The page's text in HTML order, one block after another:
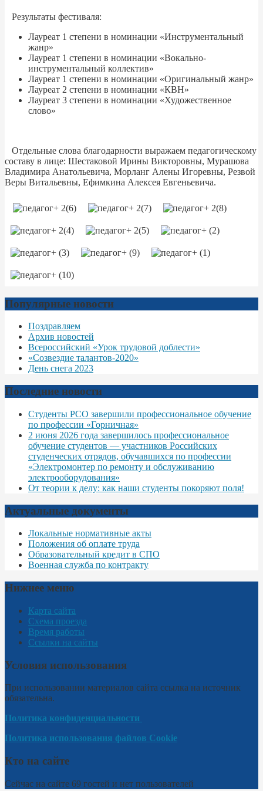
Результаты фестиваля:
Лауреат 1 степени в номинации «Инструментальный
жанр»
Лауреат 1 степени в номинации «Вокально-
инструментальный коллектив»
Лауреат 1 степени в номинации «Оригинальный жанр»
Лауреат 2 степени в номинации «КВН»
Лауреат 3 степени в номинации «Художественное
слово»
Отдельные слова благодарности выражаем педагогическому
составу в лице: Шестаковой Ирины Викторовны, Мурашова
Владимира Анатольевича, Морланг Алены Игоревны, Резвой
Веры Витальевны, Ефимкина Алексея Евгеньевича.
Популярные новости
Поздравляем
Архив новостей
Всероссийский «Урок трудовой доблести»
«Созвездие талантов-2020»
День снега 2023
Последние новости
Студенты РСО завершили профессиональное обучение
по профессии «Горничная»
2 июня 2026 года завершилось профессиональное
обучение студентов — участников Российских
студенческих отрядов, обучавшихся по профессии
«Электромонтер по ремонту и обслуживанию
электрооборудования»
От теории к делу: как наши студенты покоряют поля!
Актуальные документы
Локальные нормативные акты
Положения об оплате труда
Образовательный кредит в СПО
Военная служба по контракту
Нижнее меню
Карта сайта
Схема проезда
Время работы
Ссылки на сайты
Условия использования
При использовании материалов сайта ссылка на источник
обязательна.
Политика конфиденциальности
Политика использования файлов Cookie
Кто на сайте
Сейчас на сайте 69 гостей и нет пользователей